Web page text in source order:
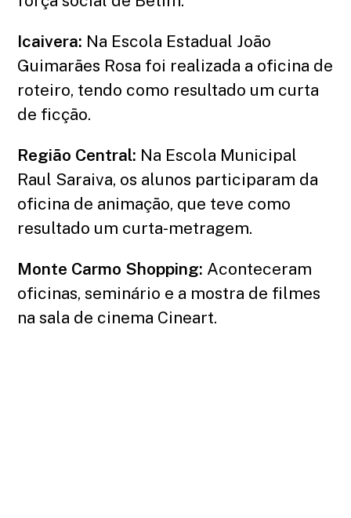
Icaivera: Na Escola Estadual João
Guimarães Rosa foi realizada a oficina de
roteiro, tendo como resultado um curta
de ficção.
Região Central: Na Escola Municipal
Raul Saraiva, os alunos participaram da
oficina de animação, que teve como
resultado um curta-metragem.
Monte Carmo Shopping: Aconteceram
oficinas, seminário e a mostra de filmes
na sala de cinema Cineart.